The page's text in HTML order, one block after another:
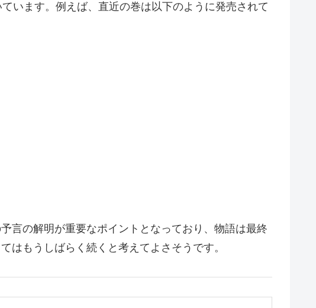
います。例えば、直近の巻は以下のように発売されて
言の解明が重要なポイントとなっており、物語は最終
はもうしばらく続くと考えてよさそうです。